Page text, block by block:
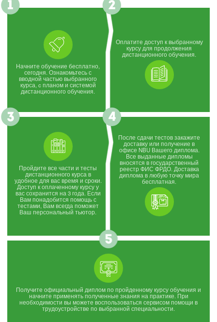
Начните обучение бесплатно,
сегодня. Ознакомьтесь с
вводной частью выбранного
курса, c планом и системой
дистанционного обучения.
Оплатите доступ к выбранному
курсу для продолжения
дистанционного обучения.
Пройдите все части и тесты
дистанционного курса в
удобное для вас время и сроки.
Доступ к оплаченному курсу у
вас сохранится на 3 года. Если
Вам понадобится помощь с
тестами, Вам всегда поможет
Ваш персональный тьютор.
После сдачи тестов закажите
доставку или получение в
офисе NBU Вашего диплома.
Все выданные дипломы
вносятся в государственный
реестр ФИС ФРДО. Доставка
диплома в любую точку мира
бесплатная.
Получите официальный диплом по пройденному курсу обучения и
начните применять полученные знания на практике. При
необходимости вы можете воспользоваться сервисом помощи в
трудоустройстве по выбранной специальности.